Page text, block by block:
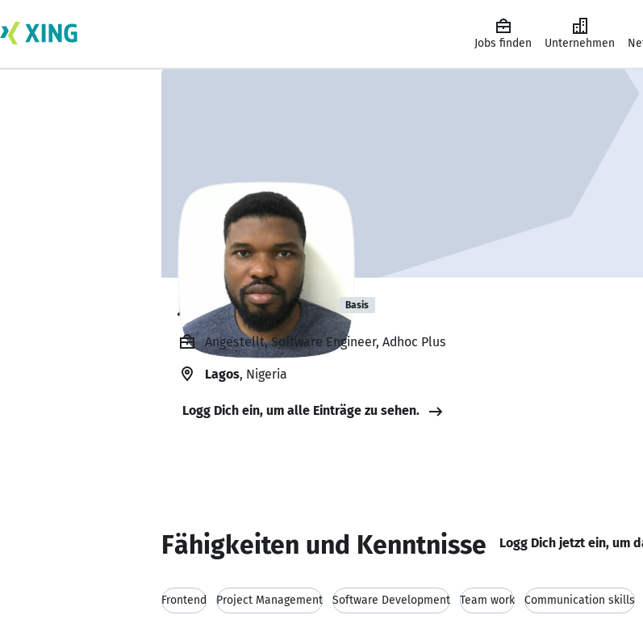
Jobs finden Unternehmen
Joshua Horsfall Basis
Angestellt, Software Engineer, Adhoc Plus
Lagos, Nigeria
Logg Dich ein, um alle Einträge zu sehen.
Fähigkeiten und Kenntnisse Logg Dich jetzt ein, um
Frontend Project Management Software Development Team work Communication skills